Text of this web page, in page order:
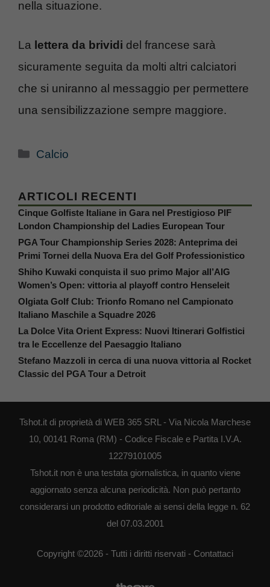
nella situazione.
La lettera da brividi del francese sarà
sicuramente seguita da molti altri calciatori
che si uniranno al messaggio per permettere
una sensibilizzazione sempre maggiore.
Categorie
Calcio
ARTICOLI RECENTI
Cinque Golfiste Italiane in Gara nel Prestigioso PIF
London Championship del Ladies European Tour
PGA Tour Championship Series 2028: Anteprima dei
Primi Tornei della Nuova Era del Golf Professionistico
Shiho Kuwaki conquista il suo primo Major all’AIG
Women’s Open: vittoria al playoff contro Henseleit
Olgiata Golf Club: Trionfo Romano nel Campionato
Italiano Maschile a Squadre 2026
La Dolce Vita Orient Express: Nuovi Itinerari Golfistici
tra le Eccellenze del Paesaggio Italiano
Stefano Mazzoli in cerca di una nuova vittoria al Rocket
Classic del PGA Tour a Detroit
Tshot.it di proprietà di WEB 365 SRL - Via Nicola Marchese
10, 00141 Roma (RM) - Codice Fiscale e Partita I.V.A.
12279101005
Tshot.it non è una testata giornalistica, in quanto viene
aggiornato senza alcuna periodicità. Non può pertanto
considerarsi un prodotto editoriale ai sensi della legge n. 62
del 07.03.2001
Copyright ©2026 - Tutti i diritti riservati - Contattaci